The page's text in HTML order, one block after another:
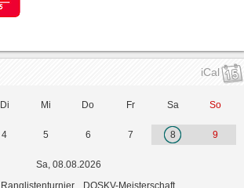
iCal
Di Mi Do Fr Sa So
4 5 6 7 8 9
Sa, 08.08.2026
Ranglistenturnier DOSKV-Meisterschaft